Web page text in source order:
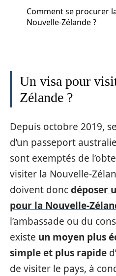
Comment se procurer
Nouvelle-Zélande ?
Un visa pour
Zélande ?
Depuis octobre 2019,
d’un passeport
sont exemptés de
visiter la Nouvelle-
doivent doncdéposer
pour la Nouvelle-
l’ambassade ou du
existe un moyen plus
simple et plus rapide
de visiter le pays, à